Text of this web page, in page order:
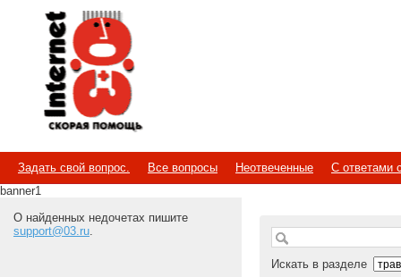
Internet
Скорая помощь
Задать свой вопрос. Все вопросы Неотвеченные
С ответами
banner1
О найденных недочетах пишите
support@03.ru.
Искать в разделе